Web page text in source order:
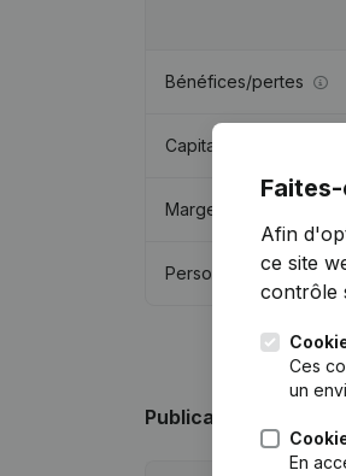
Bénéfices/pertes
Capitaux propres
Marge brute
Personnel
Publications
Afin
ce site
contrôle
Ces
un
En